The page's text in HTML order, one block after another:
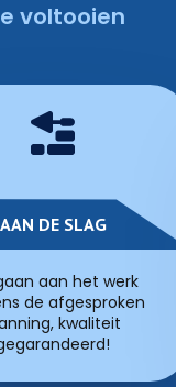
voltooien
AAN DE SLAG
aan het werk
de afgesproken
kwaliteit